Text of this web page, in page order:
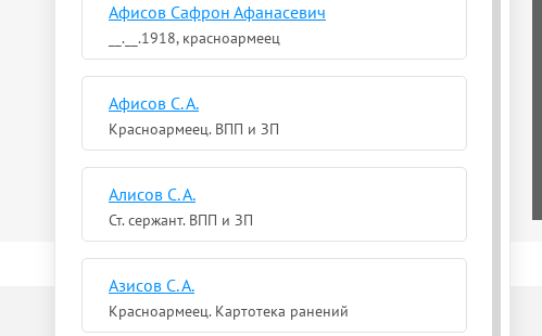
Афисов Сафрон Афанасевич
__.__.1918, красноармеец
Афисов С. А.
Красноармеец. ВПП и ЗП
Алисов С. А.
Ст. сержант. ВПП и ЗП
Азисов С. А.
Красноармеец. Картотека ранений